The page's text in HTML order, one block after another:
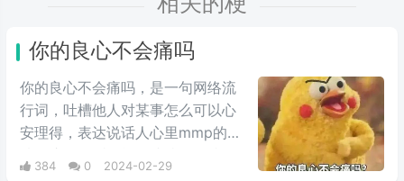
你的良心不会痛吗
你的良心不会痛吗，是一句网络流
行词，吐槽他人对某事怎么可以心
安理得，表达说话人心里mmp的心
384 0 2024-02-29